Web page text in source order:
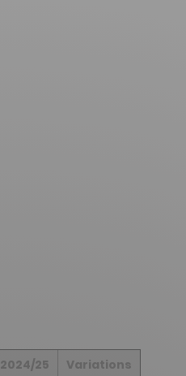
2024/25
Variations